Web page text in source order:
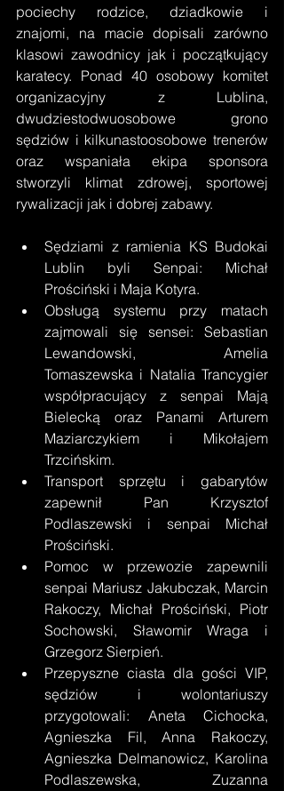
pociechy rodzice, dziadkowie i
znajomi, na macie dopisali zarówno
klasowi zawodnicy jak i początkujący
karatecy. Ponad 40 osobowy komitet
organizacyjny z Lublina,
dwudziestodwuosobowe grono
sędziów i kilkunastoosobowe trenerów
oraz wspaniała ekipa sponsora
stworzyli klimat zdrowej, sportowej
rywalizacji jak i dobrej zabawy.
Sędziami z ramienia KS Budokai
Lublin byli Senpai: Michał
Prościński i Maja Kotyra.
Obsługą systemu przy matach
zajmowali się sensei: Sebastian
Lewandowski, Amelia
Tomaszewska i Natalia Trancygier
współpracujący z senpai Mają
Bielecką oraz Panami Arturem
Maziarczykiem i Mikołajem
Trzcińskim.
Transport sprzętu i gabarytów
zapewnił Pan Krzysztof
Podlaszewski i senpai Michał
Prościński.
Pomoc w przewozie zapewnili
senpai Mariusz Jakubczak, Marcin
Rakoczy, Michał Prościński, Piotr
Sochowski, Sławomir Wraga i
Grzegorz Sierpień.
Przepyszne ciasta dla gości VIP,
sędziów i wolontariuszy
przygotowali: Aneta Cichocka,
Agnieszka Fil, Anna Rakoczy,
Agnieszka Delmanowicz, Karolina
Podlaszewska, Zuzanna